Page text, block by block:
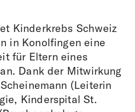
Kinderkrebs Schweiz
in Konolfingen eine
für Eltern eines
Dank der Mitwirkung
(Leiterin
Kinderspital St.